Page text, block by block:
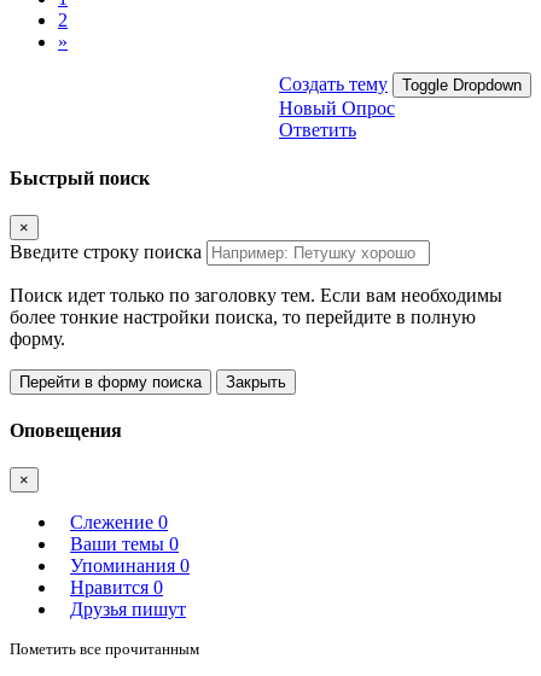
2
»
Создать тему Toggle Dropdown
Новый Опрос
Ответить
Быстрый поиск
×
Введите строку поиска
Поиск идет только по заголовку тем. Если вам необходимы
более тонкие настройки поиска, то перейдите в полную
форму.
Перейти в форму поиска Закрыть
Оповещения
×
Слежение 0
Ваши темы 0
Упоминания 0
Нравится 0
Друзья пишут
Пометить все прочитанным